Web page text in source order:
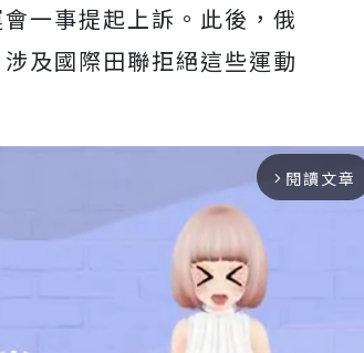
一事提起上訴。此後，俄
及國際田聯拒絕這些運動
arrow_forward_ios 閱讀文章